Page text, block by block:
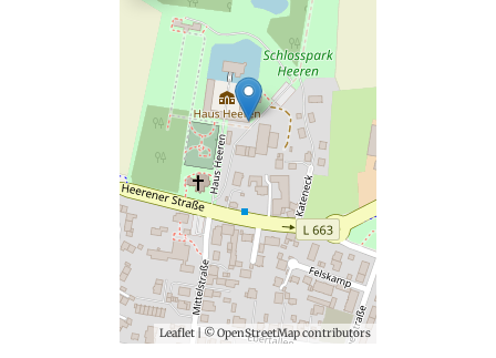
Leaflet | ©OpenStreetMapcontributors